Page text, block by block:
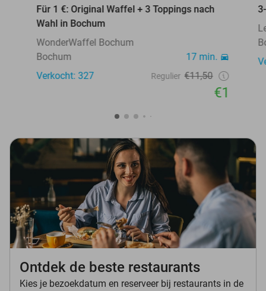
Für 1 €: Original Waffel + 3 Toppings nach
Wahl in Bochum
WonderWaffel Bochum
Bochum
17 min.
Verkocht: 327
Regulier €11,50
€1
Ontdek de beste restaurants
Kies je bezoekdatum en reserveer bij restaurants in de